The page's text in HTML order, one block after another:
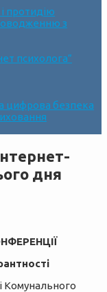
протидію
з
психолога”
цифрова безпека
дня
Комунального